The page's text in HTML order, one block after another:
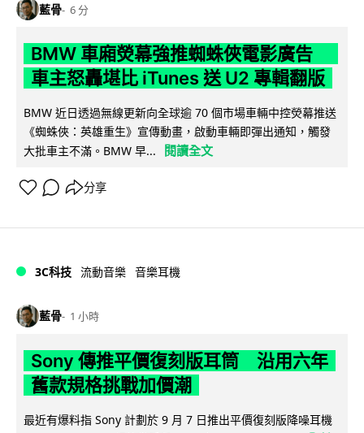
藍骨 6 分
BMW 車廂熒幕強推蜘蛛俠電影廣告
車主怒轟堪比 iTunes 送 U2 專輯翻版
BMW 近日透過無線更新向全球逾 70 個市場車輛中控熒幕推送
《蜘蛛俠：英雄重生》宣傳動畫，啟動車輛即彈出通知，觸發
大批車主不滿。BMW 早...
閱讀全文
分享
3C科技 流動音樂 音樂耳機
藍骨 1 小時
Sony 傳推平價復刻版耳筒 沿用六年
舊款規格挑戰加價潮
最近有爆料指 Sony 計劃於 9 月 7 日推出平價復刻版降噪耳機